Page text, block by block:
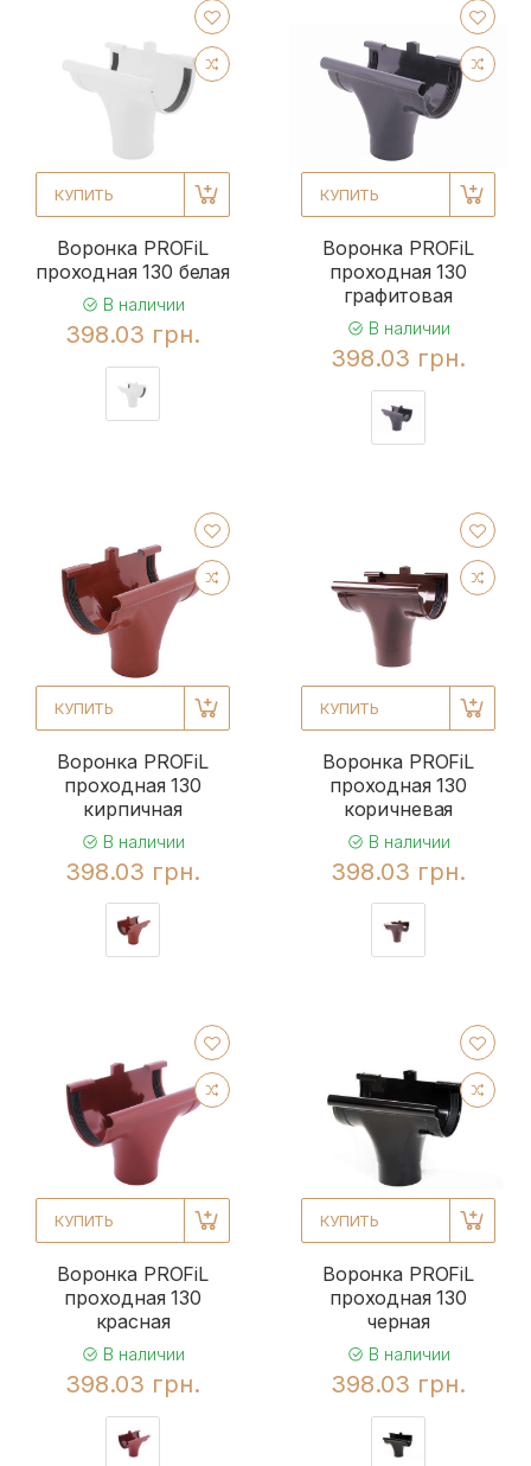
КУПИТЬ
Воронка PROFiL
проходная 130 белая
В наличии
398.03 грн.
КУПИТЬ
Воронка PROFiL
проходная 130
графитовая
В наличии
398.03 грн.
КУПИТЬ
Воронка PROFiL
проходная 130
кирпичная
В наличии
398.03 грн.
КУПИТЬ
Воронка PROFiL
проходная 130
коричневая
В наличии
398.03 грн.
КУПИТЬ
Воронка PROFiL
проходная 130
красная
В наличии
398.03 грн.
КУПИТЬ
Воронка PROFiL
проходная 130
черная
В наличии
398.03 грн.